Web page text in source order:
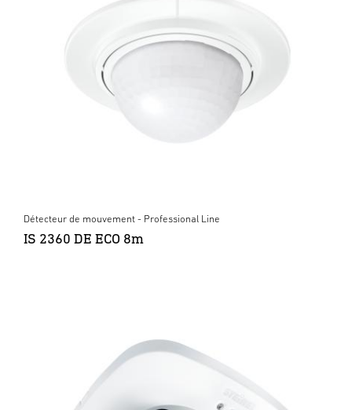
Détecteur de mouvement - Professional Line
IS 2360 DE ECO 8m